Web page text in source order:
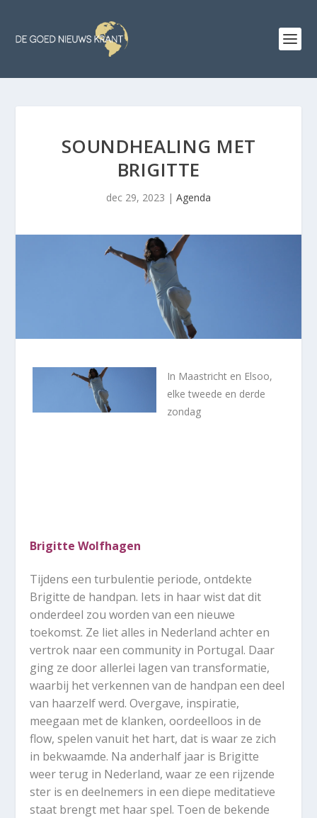
SOUNDHEALING MET
BRIGITTE
dec 29, 2023 | Agenda
In Maastricht en Elsoo,
elke tweede en derde
zondag
Brigitte Wolfhagen
Tijdens een turbulentie periode, ontdekte
Brigitte de handpan. Iets in haar wist dat dit
onderdeel zou worden van een nieuwe
toekomst. Ze liet alles in Nederland achter en
vertrok naar een community in Portugal. Daar
ging ze door allerlei lagen van transformatie,
waarbij het verkennen van de handpan een deel
van haarzelf werd. Overgave, inspiratie,
meegaan met de klanken, oordeelloos in de
flow, spelen vanuit het hart, dat is waar ze zich
in bekwaamde. Na anderhalf jaar is Brigitte
weer terug in Nederland, waar ze een rijzende
ster is en deelnemers in een diepe meditatieve
staat brengt met haar spel. Toen de bekende